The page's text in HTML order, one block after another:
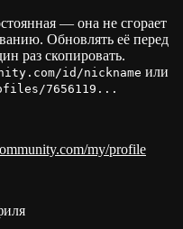
— она не сгорает
Обновлять её перед
раз скопировать.
id/nickname или
7656119...
my/profile